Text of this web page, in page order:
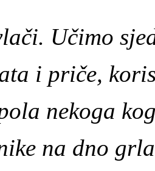
Učimo
i priče,
nekoga
na dno